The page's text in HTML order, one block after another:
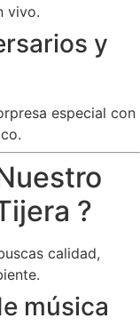
vivo.
y
especial con
?
calidad,
música